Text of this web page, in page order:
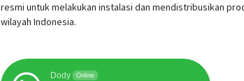
resmi untuk melakukan instalasi dan mendistribusikan
wilayah Indonesia.
Dody Online